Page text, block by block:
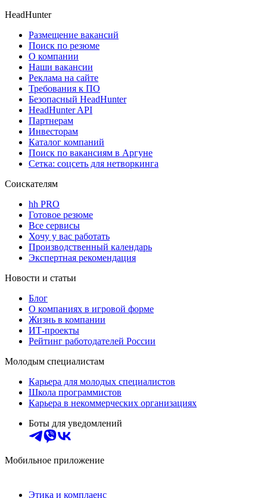
HeadHunter
Размещение вакансий
Поиск по резюме
О компании
Наши вакансии
Реклама на сайте
Требования к ПО
Безопасный HeadHunter
HeadHunter API
Партнерам
Инвесторам
Каталог компаний
Поиск по вакансиям в Аргуне
Сетка: соцсеть для нетворкинга
Соискателям
hh PRO
Готовое резюме
Все сервисы
Хочу у вас работать
Производственный календарь
Экспертная рекомендация
Новости и статьи
Блог
О компаниях в игровой форме
Жизнь в компании
ИТ-проекты
Рейтинг работодателей России
Молодым специалистам
Карьера для молодых специалистов
Школа программистов
Карьера в некоммерческих организациях
Боты для уведомлений
Мобильное приложение
Этика и комплаенс